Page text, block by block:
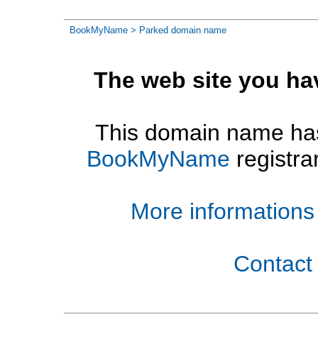
BookMyName > Parked domain name
The web site you
This domain name
BookMyName
More